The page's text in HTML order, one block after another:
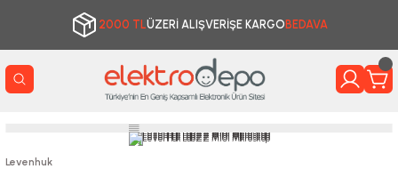
2000 TLÜZERİ ALIŞVERİŞE KARGO BEDAVA
Levenhuk